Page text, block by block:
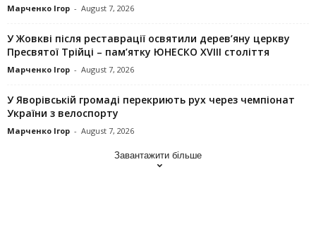
Марченко Ігор - August 7, 2026
У Жовкві після реставрації освятили дерев’яну церкву
Пресвятої Трійці – пам’ятку ЮНЕСКО XVIII століття
Марченко Ігор - August 7, 2026
У Яворівській громаді перекриють рух через чемпіонат
України з велоспорту
Марченко Ігор - August 7, 2026
Завантажити більше